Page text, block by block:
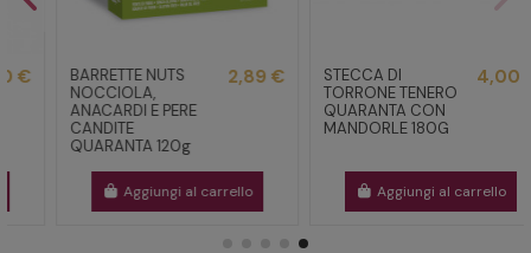
BARRETTE NUTS
NOCCIOLA,
ANACARDI E PERE
CANDITE
QUARANTA 120g
2,89 €
Aggiungi al carrello
STECCA DI
TORRONE TENERO
QUARANTA CON
MANDORLE 180G
4,00 €
Aggiungi al carrello